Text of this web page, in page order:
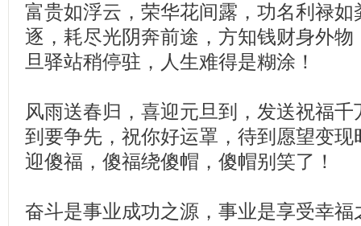
富贵如浮云，荣华花间露，功名利禄
逐，耗尽光阴奔前途，方知钱财身外
旦驿站稍停驻，人生难得是糊涂！
风雨送春归，喜迎元旦到，发送祝福
到要争先，祝你好运罩，待到愿望变
迎傻福，傻福绕傻帽，傻帽别笑了！
奋斗是事业成功之源，事业是享受幸